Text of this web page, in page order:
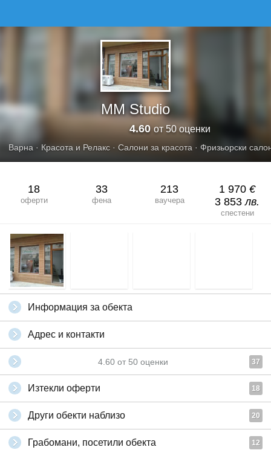
MM Studio
4.60от 50 оценки
Варна · Красота и Релакс · Салони за красота · Фризьорски
18
оферти
33
фена
213
ваучера
1 970 €
3 853лв.
спестени
Информация за обекта
Адрес и контакти
4.60 от 50 оценки 37
Изтекли оферти 18
Други обекти наблизо 20
Грабомани, посетили обекта 12